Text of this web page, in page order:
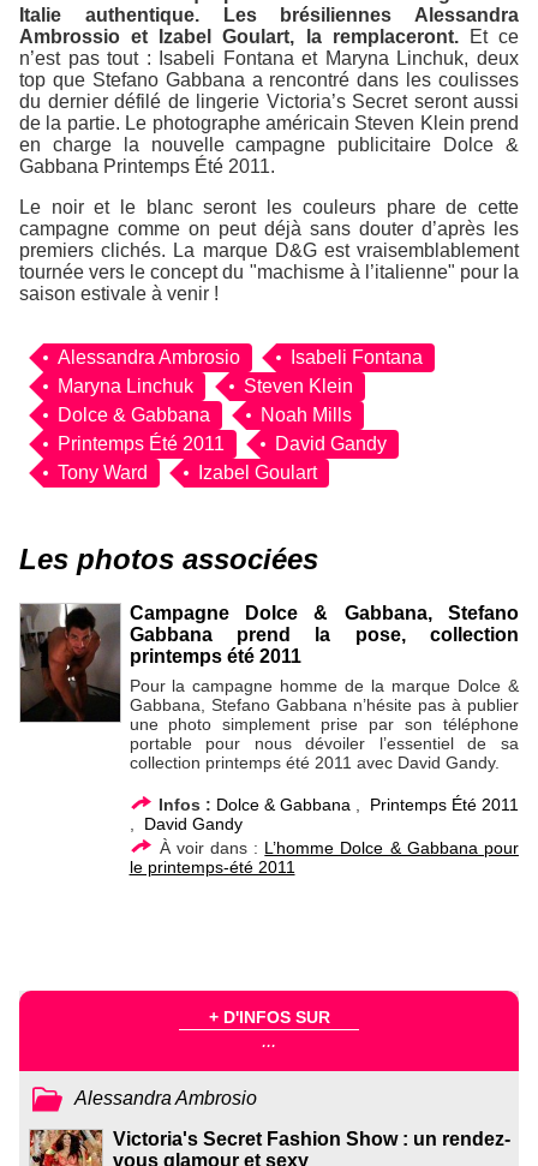
Italie authentique. Les brésiliennes Alessandra
Ambrossio et Izabel Goulart, la remplaceront.Et ce
n’est pas tout : Isabeli Fontana et Maryna Linchuk, deux
top que Stefano Gabbana a rencontré dans les coulisses
du dernier défilé de lingerie Victoria’s Secret seront aussi
de la partie. Le photographe américain Steven Klein prend
en charge la nouvelle campagne publicitaire Dolce &
Gabbana Printemps Été 2011.
Le noir et le blanc seront les couleurs phare de cette
campagne comme on peut déjà sans douter d’après les
premiers clichés. La marque D&G est vraisemblablement
tournée vers le concept du "machisme à l’italienne" pour la
saison estivale à venir !
Alessandra Ambrosio
Isabeli Fontana
Maryna Linchuk
Steven Klein
Dolce & Gabbana
Noah Mills
Printemps Été 2011
David Gandy
Tony Ward
Izabel Goulart
Les photos associées
Campagne Dolce & Gabbana, Stefano
Gabbana prend la pose, collection
printemps été 2011
Pour la campagne homme de la marque Dolce &
Gabbana, Stefano Gabbana n’hésite pas à publier
une photo simplement prise par son téléphone
portable pour nous dévoiler l’essentiel de sa
collection printemps été 2011 avec David Gandy.
Infos : Dolce & Gabbana
Printemps Été 2011
David Gandy
À voir dans : L’homme Dolce & Gabbana pour
le printemps-été 2011
+ D'INFOS SUR
...
Alessandra Ambrosio
Victoria's Secret Fashion Show : un rendez-
vous glamour et sexy